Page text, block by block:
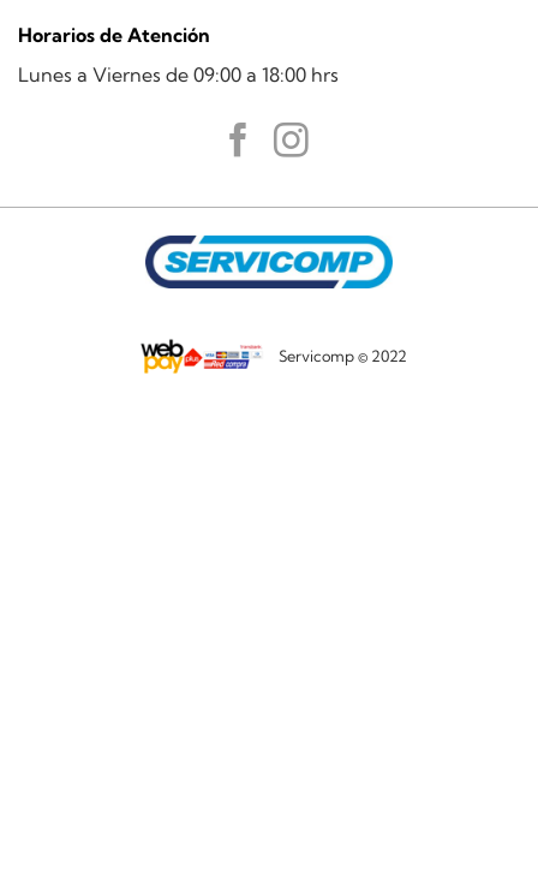
Horarios de Atención
Lunes a Viernes de 09:00 a 18:00 hrs
Servicomp © 2022